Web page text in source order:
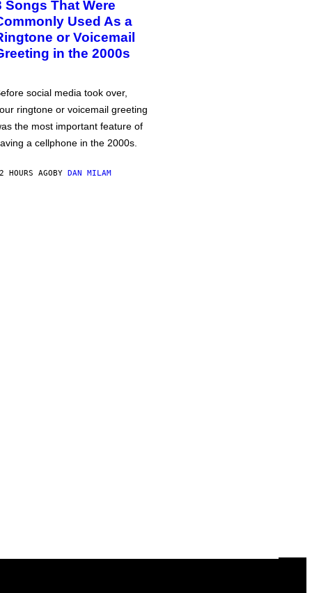
Songs That Were
Used As a
or Voicemail
in the 2000s
social media took over,
ringtone or voicemail greeting
the most important feature of
a cellphone in the 2000s.
HOURS AGOBY DAN MILAM